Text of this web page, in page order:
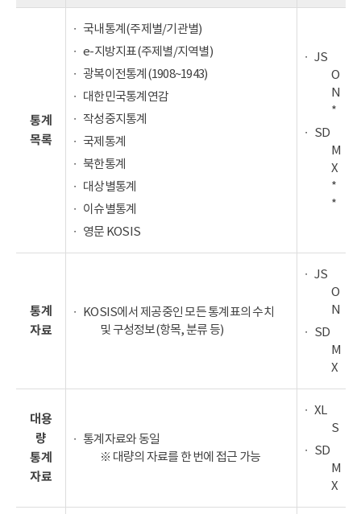
통계
목록
국내통계(주제별/기관별)
e-지방지표(주제별/지역별)
광복이전통계(1908~1943)
대한민국통계연감
작성중지통계
국제통계
북한통계
대상별통계
이슈별통계
영문 KOSIS
JS
O
N
*
SD
M
X
*
*
통계
자료
KOSIS에서 제공중인 모든 통계표의 수치
및 구성정보(항목, 분류 등)
JS
O
N
SD
M
X
대용
량
통계
자료
통계자료와 동일
※ 대량의 자료를 한 번에 접근 가능
XL
S
SD
M
X